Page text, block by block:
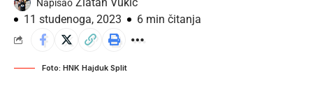
Napisao
11 studenoga, 2023
6 min čitanja
Foto: HNK Hajduk Split